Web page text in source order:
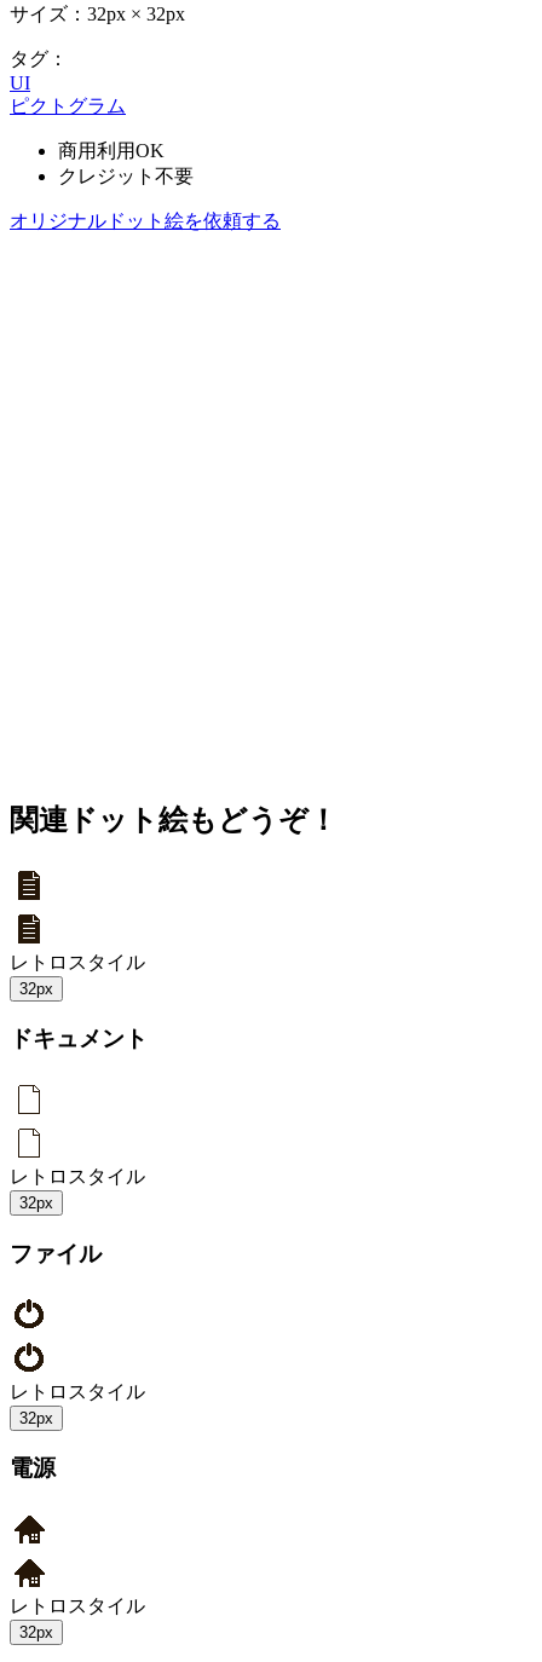
サイズ：32px × 32px
タグ：
UI
ピクトグラム
商用利用OK
クレジット不要
オリジナルドット絵を依頼する
関連ドット絵もどうぞ！
レトロスタイル
32px
ドキュメント
レトロスタイル
32px
ファイル
レトロスタイル
32px
電源
レトロスタイル
32px